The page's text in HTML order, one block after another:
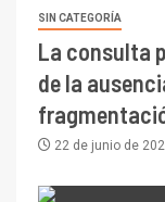
SIN CATEGORÍA
La consulta
de la
22 de junio de